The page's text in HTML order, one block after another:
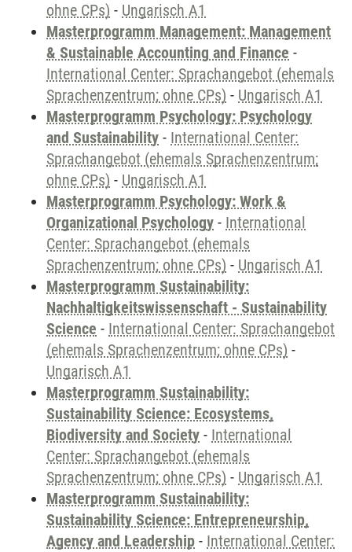
ohne CPs) - Ungarisch A1
Masterprogramm Management: Management
& Sustainable Accounting and Finance -
International Center: Sprachangebot (ehemals
Sprachenzentrum; ohne CPs) - Ungarisch A1
Masterprogramm Psychology: Psychology
and Sustainability - International Center:
Sprachangebot (ehemals Sprachenzentrum;
ohne CPs) - Ungarisch A1
Masterprogramm Psychology: Work &
Organizational Psychology - International
Center: Sprachangebot (ehemals
Sprachenzentrum; ohne CPs) - Ungarisch A1
Masterprogramm Sustainability:
Nachhaltigkeitswissenschaft - Sustainability
Science - International Center: Sprachangebot
(ehemals Sprachenzentrum; ohne CPs) -
Ungarisch A1
Masterprogramm Sustainability:
Sustainability Science: Ecosystems,
Biodiversity and Society - International
Center: Sprachangebot (ehemals
Sprachenzentrum; ohne CPs) - Ungarisch A1
Masterprogramm Sustainability:
Sustainability Science: Entrepreneurship,
Agency and Leadership - International Center: